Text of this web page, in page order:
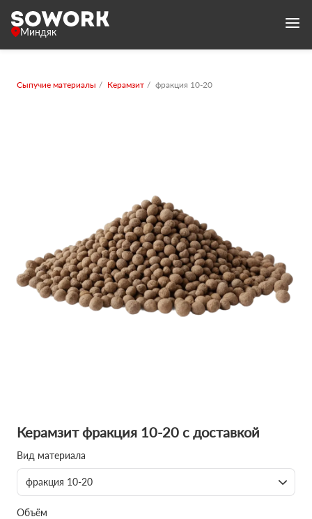
Миндяк
Сыпучие материалы Керамзит фракция 10-20
Керамзит фракция 10-20 с доставкой
Вид материала
фракция 10-20
Объём